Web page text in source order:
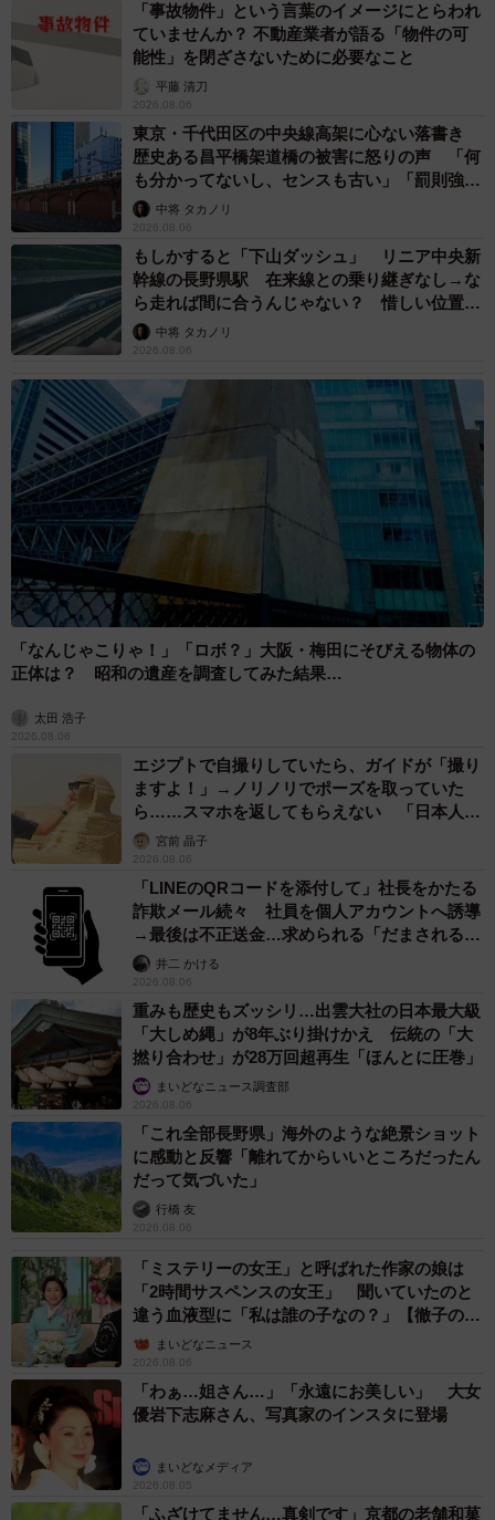
「事故物件」という言葉のイメージにとらわれ
ていませんか？ 不動産業者が語る「物件の可
能性」を閉ざさないために必要なこと
平藤 清刀
2026.08.06
東京・千代田区の中央線高架に心ない落書き
歴史ある昌平橋架道橋の被害に怒りの声 「何
も分かってないし、センスも古い」「罰則強化
して」中将 タカノリ
2026.08.06
もしかすると「下山ダッシュ」 リニア中央新
幹線の長野県駅 在来線との乗り継ぎなし→な
ら走れば間に合うんじゃない？ 惜しい位置関
係が反響
中将 タカノリ
2026.08.06
「なんじゃこりゃ！」「ロボ？」大阪・梅田にそびえる物体の
正体は？ 昭和の遺産を調査してみた結果…
太田 浩子
2026.08.06
エジプトで自撮りしていたら、ガイドが「撮り
ますよ！」→ノリノリでポーズを取っていた
ら……スマホを返してもらえない 「日本人は
カモ代表かも」「私は6時間で3万円払った」
宮前 晶子
2026.08.06
「LINEのQRコードを添付して」社長をかたる
詐欺メール続々 社員を個人アカウントへ誘導
→最後は不正送金…求められる「だまされる前
提」の対策
井二 かける
2026.08.06
重みも歴史もズッシリ…出雲大社の日本最大級
「大しめ縄」が8年ぶり掛けかえ 伝統の「大
撚り合わせ」が28万回超再生「ほんとに圧巻」
まいどなニュース調査部
2026.08.06
「これ全部長野県」海外のような絶景ショット
に感動と反響「離れてからいいところだったん
だって気づいた」
行橋 友
2026.08.06
「ミステリーの女王」と呼ばれた作家の娘は
「2時間サスペンスの女王」 聞いていたのと
違う血液型に「私は誰の子なの？」【徹子の部
屋】まいどなニュース
2026.08.06
「わぁ…姐さん…」「永遠にお美しい」 大女
優岩下志麻さん、写真家のインスタに登場
まいどなメディア
2026.08.05
「ふざけてません…真剣です」京都の老舗和菓